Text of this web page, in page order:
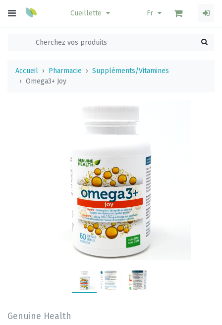
Cueillette Fr
Accueil Pharmacie
Suppléments/Vitamines
Omega3+ Joy
Genuine Health